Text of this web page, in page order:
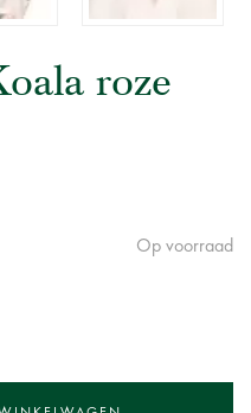
roze
Op voorraad